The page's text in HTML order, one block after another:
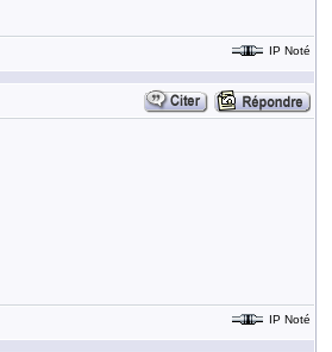
IP Noté
IP Noté